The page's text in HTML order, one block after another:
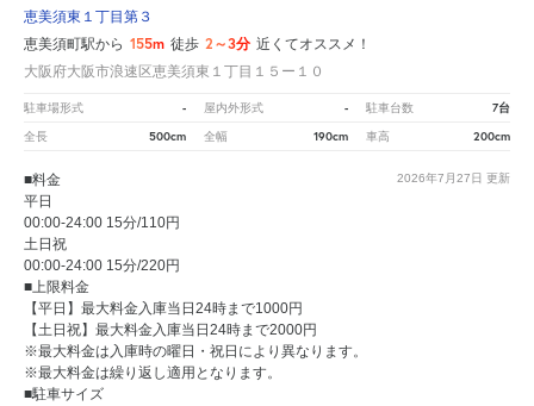
恵美須東１丁目第３
恵美須町駅から 155m 徒歩 2～3分 近くてオススメ！
大阪府大阪市浪速区恵美須東１丁目１５ー１０
駐車場形式 - 屋内外形式 - 駐車台数 7台
全長 500cm 全幅 190cm 車高 200cm
2026年7月27日 更新
■料金
平日
00:00-24:00 15分/110円
土日祝
00:00-24:00 15分/220円
■上限料金
【平日】最大料金入庫当日24時まで1000円
【土日祝】最大料金入庫当日24時まで2000円
※最大料金は入庫時の曜日・祝日により異なります。
※最大料金は繰り返し適用となります。
■駐車サイズ